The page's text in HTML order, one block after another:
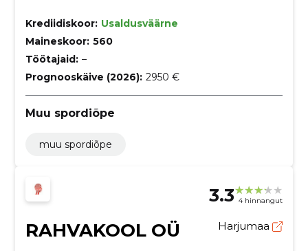
Krediidiskoor: Usaldusväärne
Maineskoor: 560
Töötajaid: –
Prognooskäive (2026): 2950 €
Muu spordiõpe
muu spordiõpe
3.3 4 hinnangut
RAHVAKOOL OÜ Harjumaa